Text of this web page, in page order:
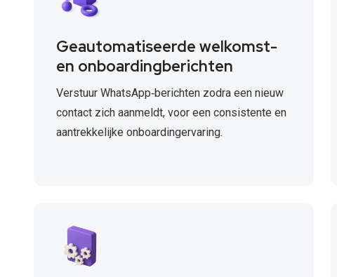
Geautomatiseerde welkomst-
en onboardingberichten
Verstuur WhatsApp‑berichten zodra een nieuw
contact zich aanmeldt, voor een consistente en
aantrekkelijke onboardingervaring.